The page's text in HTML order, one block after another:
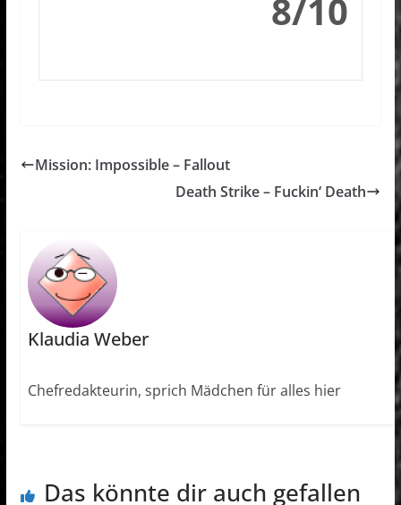
8/10
Mission: Impossible – Fallout
Death Strike – Fuckin‘ Death
Klaudia Weber
Chefredakteurin, sprich Mädchen für alles hier
Das könnte dir auch gefallen